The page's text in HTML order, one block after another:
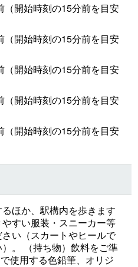
（開始時刻の15分前を目安
（開始時刻の15分前を目安
（開始時刻の15分前を目安
（開始時刻の15分前を目安
（開始時刻の15分前を目安
ほか、駅構内を歩きます
すい服装・スニーカー等
い（スカートやヒールで
。 （持ち物）飲料をご準
使用する色鉛筆、オリジ